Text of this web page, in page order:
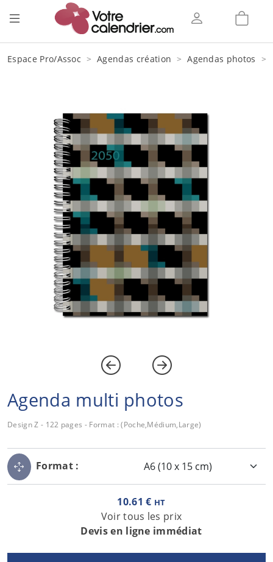
Espace Pro/Assoc Agendas création Agendas photos
Agenda multi photos
Design Z - 122 pages - Format : (Poche,Médium,Large)
Format :
10.61 € HT
Voir tous les prix
Devis en ligne immédiat